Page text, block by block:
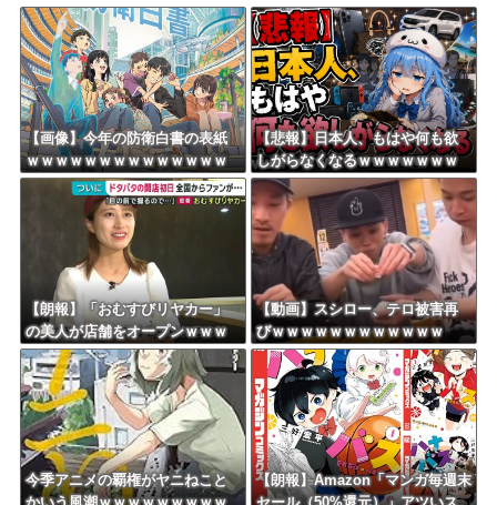
大男「1回戦の相手はこのｶﾞｷか？楽勝だな」少年剣士「…ふんっ、あまり調子に乗ら...
8/4のニュース
日本旅行キャンセルすべきか…1万年ぶり史上最大級の火山の兆し＝韓国の反応
更新中止のお知らせ
海外「おめでとうタキ！」リヴァプール南野がバースデーゴール！！
Powered by livedoor 相互RSS
【画像】今年の防衛白書の表紙
ｗｗｗｗｗｗｗｗｗｗｗｗｗｗ
ｗｗｗｗｗ
【悲報】日本人、もはや何も欲
しがらなくなるｗｗｗｗｗｗｗ
ｗｗｗｗｗｗｗｗｗｗｗｗｗｗ
ｗｗｗ
【朗報】「おむすびリヤカー」
の美人が店舗をオープンｗｗｗ
ｗｗｗｗｗｗｗｗｗ
【動画】スシロー、テロ被害再
びｗｗｗｗｗｗｗｗｗｗｗｗ
今季アニメの覇権がヤニねこと
かいう風潮ｗｗｗｗｗｗｗｗｗ
【朗報】Amazon「マンガ毎週末
セール（50%還元）」アツいス